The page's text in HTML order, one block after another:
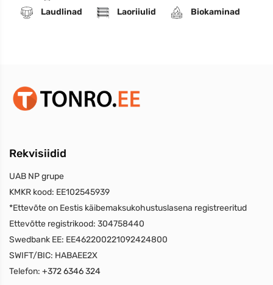
Laudlinad
Laoriiulid Biokaminad
Rekvisiidid
UAB NP grupe
KMKR kood: EE102545939
*Ettevõte on Eestis käibemaksukohustuslasena registreeritud
Ettevõtte registrikood: 304758440
Swedbank EE: EE462200221092424800
SWIFT/BIC: HABAEE2X
Telefon: +372 6346 324